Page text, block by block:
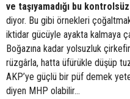
ve taşıyamadığı bu
diyor. Bu gibi örnekleri
iktidar gücüyle ayakta kalmaya
Boğazına kadar yolsuzluk
rüzgârla, hatta üfürükle düşüp
AKP’ye güçlü bir püf demek
diyen MHP olabilir…